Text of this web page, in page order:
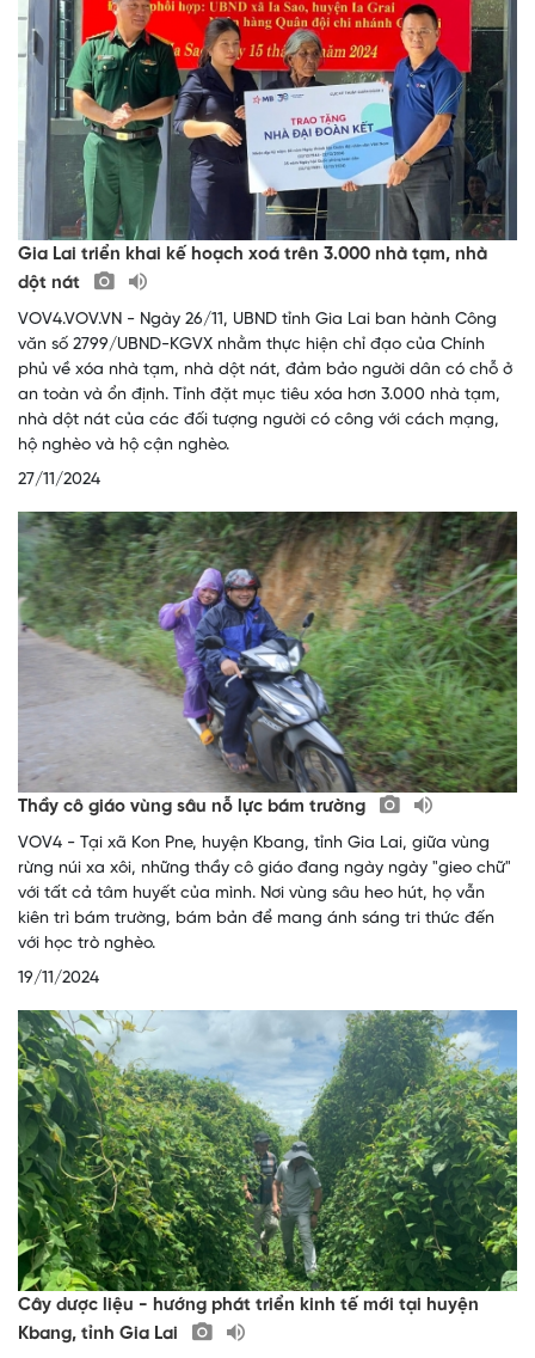
Gia Lai triển khai kế hoạch xoá trên 3.000 nhà tạm, nhà
dột nát
VOV4.VOV.VN - Ngày 26/11, UBND tỉnh Gia Lai ban hành Công
văn số 2799/UBND-KGVX nhằm thực hiện chỉ đạo của Chính
phủ về xóa nhà tạm, nhà dột nát, đảm bảo người dân có chỗ ở
an toàn và ổn định. Tỉnh đặt mục tiêu xóa hơn 3.000 nhà tạm,
nhà dột nát của các đối tượng người có công với cách mạng,
hộ nghèo và hộ cận nghèo.
27/11/2024
Thầy cô giáo vùng sâu nỗ lực bám trường
VOV4 - Tại xã Kon Pne, huyện Kbang, tỉnh Gia Lai, giữa vùng
rừng núi xa xôi, những thầy cô giáo đang ngày ngày "gieo chữ"
với tất cả tâm huyết của mình. Nơi vùng sâu heo hút, họ vẫn
kiên trì bám trường, bám bản để mang ánh sáng tri thức đến
với học trò nghèo.
19/11/2024
Cây dược liệu - hướng phát triển kinh tế mới tại huyện
Kbang, tỉnh Gia Lai